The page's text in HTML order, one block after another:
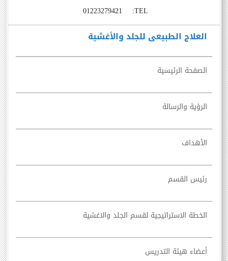
العلاج الطبيعى للجلد والأغشية
الصفحة الرئيسية
الرؤية والرسالة
الأهداف
رئيس القسم
الخطة الاستراتيجية لقسم الجلد والاغشية
أعضاء هيئة التدريس
TEL:
01223279421